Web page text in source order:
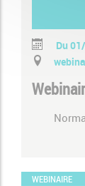
Du
WEBINAIRE